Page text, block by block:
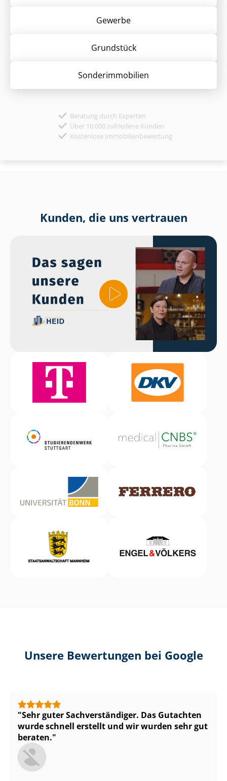
Gewerbe
Grund­stück
Sonder­immobilien
Beratung durch Experten
Über 10.000 zufriedene Kunden
Kostenlose Immobilienbewertung
Kunden, die uns vertrauen
Unsere Bewertungen bei Google
Sehr guter Sach­ver­stän­di­ger. Das Gutachten
wurde schnell erstellt und wir wurden sehr gut
beraten.